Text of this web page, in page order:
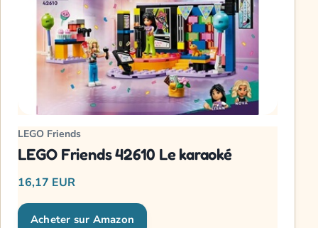
LEGO Friends
LEGO Friends 42610 Le karaoké
16,17 EUR
Acheter sur Amazon